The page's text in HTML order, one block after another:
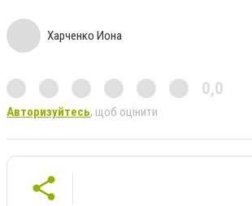
Харченко Иона
0,0
Авторизуйтесь, щоб оцінити